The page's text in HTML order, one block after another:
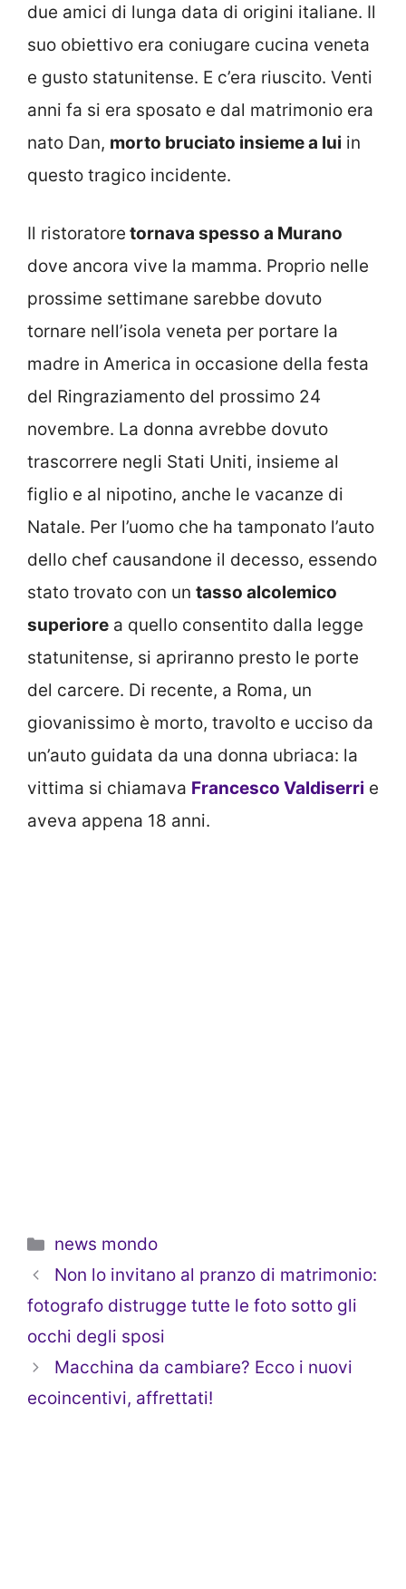
due amici di lunga data di origini italiane. Il
suo obiettivo era coniugare cucina veneta
e gusto statunitense. E c’era riuscito. Venti
anni fa si era sposato e dal matrimonio era
nato Dan, morto bruciato insieme a lui in
questo tragico incidente.
Il ristoratore tornava spesso a Murano
dove ancora vive la mamma. Proprio nelle
prossime settimane sarebbe dovuto
tornare nell’isola veneta per portare la
madre in America in occasione della festa
del Ringraziamento del prossimo 24
novembre. La donna avrebbe dovuto
trascorrere negli Stati Uniti, insieme al
figlio e al nipotino, anche le vacanze di
Natale. Per l’uomo che ha tamponato l’auto
dello chef causandone il decesso, essendo
stato trovato con un tasso alcolemico
superiore a quello consentito dalla legge
statunitense, si apriranno presto le porte
del carcere. Di recente, a Roma, un
giovanissimo è morto, travolto e ucciso da
un’auto guidata da una donna ubriaca: la
vittima si chiamava Francesco Valdiserri e
aveva appena 18 anni.
Categorie
news mondo
Non lo invitano al pranzo di matrimonio:
fotografo distrugge tutte le foto sotto gli
occhi degli sposi
Macchina da cambiare? Ecco i nuovi
ecoincentivi, affrettati!